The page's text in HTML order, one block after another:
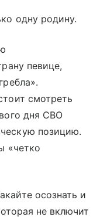
одну родину.
певице,
смотреть
дня СВО
позицию.
«четко
осознать и
не включит